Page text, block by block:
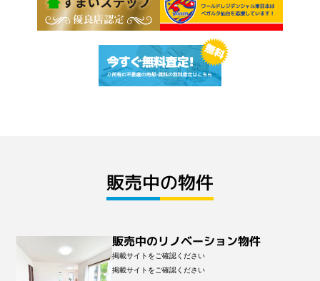
販売中の物件
販売中のリノベーション物件
掲載サイトをご確認ください
掲載サイトをご確認ください